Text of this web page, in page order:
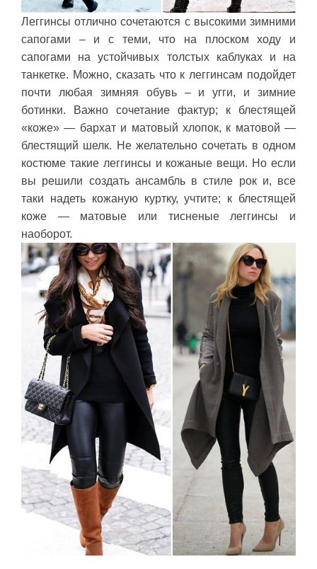
Леггинсы отлично сочетаются с высокими зимними
сапогами – и с теми, что на плоском ходу и
сапогами на устойчивых толстых каблуках и на
танкетке. Можно, сказать что к леггинсам подойдет
почти любая зимняя обувь – и угги, и зимние
ботинки. Важно сочетание фактур; к блестящей
«коже» — бархат и матовый хлопок, к матовой —
блестящий шелк. Не желательно сочетать в одном
костюме такие леггинсы и кожаные вещи. Но если
вы решили создать ансамбль в стиле рок и, все
таки надеть кожаную куртку, учтите; к блестящей
коже — матовые или тисненые леггинсы и
наоборот.